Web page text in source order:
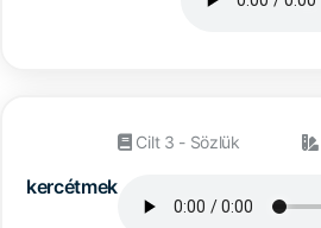
kercétmek
Cilt 3 - Sözlük